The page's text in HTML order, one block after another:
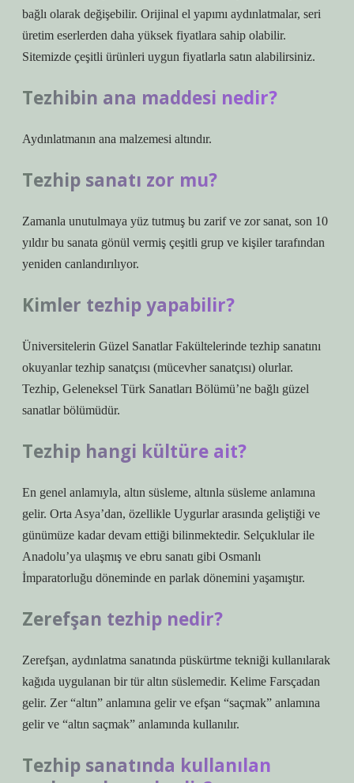
bağlı olarak değişebilir. Orijinal el yapımı aydınlatmalar, seri
üretim eserlerden daha yüksek fiyatlara sahip olabilir.
Sitemizde çeşitli ürünleri uygun fiyatlarla satın alabilirsiniz.
Tezhibin ana maddesi nedir?
Aydınlatmanın ana malzemesi altındır.
Tezhip sanatı zor mu?
Zamanla unutulmaya yüz tutmuş bu zarif ve zor sanat, son 10
yıldır bu sanata gönül vermiş çeşitli grup ve kişiler tarafından
yeniden canlandırılıyor.
Kimler tezhip yapabilir?
Üniversitelerin Güzel Sanatlar Fakültelerinde tezhip sanatını
okuyanlar tezhip sanatçısı (mücevher sanatçısı) olurlar.
Tezhip, Geleneksel Türk Sanatları Bölümü’ne bağlı güzel
sanatlar bölümüdür.
Tezhip hangi kültüre ait?
En genel anlamıyla, altın süsleme, altınla süsleme anlamına
gelir. Orta Asya’dan, özellikle Uygurlar arasında geliştiği ve
günümüze kadar devam ettiği bilinmektedir. Selçuklular ile
Anadolu’ya ulaşmış ve ebru sanatı gibi Osmanlı
İmparatorluğu döneminde en parlak dönemini yaşamıştır.
Zerefşan tezhip nedir?
Zerefşan, aydınlatma sanatında püskürtme tekniği kullanılarak
kağıda uygulanan bir tür altın süslemedir. Kelime Farsçadan
gelir. Zer “altın” anlamına gelir ve efşan “saçmak” anlamına
gelir ve “altın saçmak” anlamında kullanılır.
Tezhip sanatında kullanılan